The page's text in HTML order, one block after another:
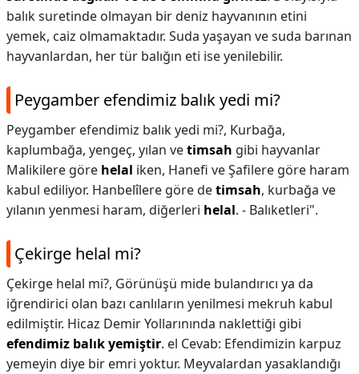
balık suretinde olmayan bir deniz hayvanının etini
yemek, caiz olmamaktadır. Suda yaşayan ve suda barınan
hayvanlardan, her tür balığın eti ise yenilebilir.
Peygamber efendimiz balık yedi mi?
Peygamber efendimiz balık yedi mi?, Kurbağa,
kaplumbağa, yengeç, yılan vetimsah gibi hayvanlar
Malikilere göre helal iken, Hanefi ve Şafilere göre haram
kabul ediliyor. Hanbelîlere göre detimsah, kurbağa ve
yılanın yenmesi haram, diğerleri helal. - Balıketleri".
Çekirge helal mi?
Çekirge helal mi?, Görünüşü mide bulandırıcı ya da
iğrendirici olan bazı canlıların yenilmesi mekruh kabul
edilmiştir. Hicaz Demir Yollarınında naklettiği gibi
efendimiz balık yemiştir. el Cevab: Efendimizin karpuz
yemeyin diye bir emri yoktur. Meyvalardan yasaklandığı